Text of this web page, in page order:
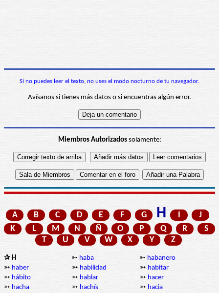
Si no puedes leer el texto, no uses el modo nocturno de tu navegador.
Avísanos si tienes más datos o si encuentras algún error.
Miembros Autorizadossolamente:
A B C D E F G H I
J
K
L M N Ñ O P Q R
S
T
U V W X Y Z
✰ H ➳ haba ➳ habanero
➳ haber ➳ habilidad ➳ habitar
➳ hábito ➳ hablar ➳ hacer
➳ hacha ➳ hachís ➳ hacia